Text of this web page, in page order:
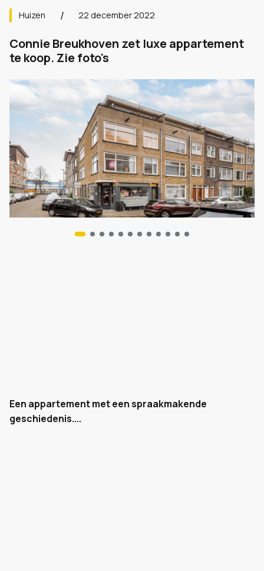
Huizen 22 december 2022
Connie Breukhoven zet luxe appartement
te koop. Zie foto's
Een appartement met een spraakmakende
geschiedenis....